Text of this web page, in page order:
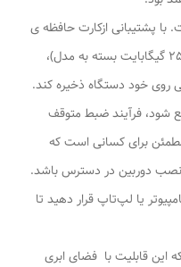
با پشتیبانی ازکارت حافظه ی
microSD تا ظرفیت بالا (معمولاً 128 یا 256 گیگابایت بسته به مدل)،
روی خود دستگاه ذخیره کند.
شود، فرآیند ضبط متوقف
برای کسانی است که
دوربین در دسترس باشد.
یا لپ‌تاپ قرار دهید تا
این قابلیت با فضای ابری